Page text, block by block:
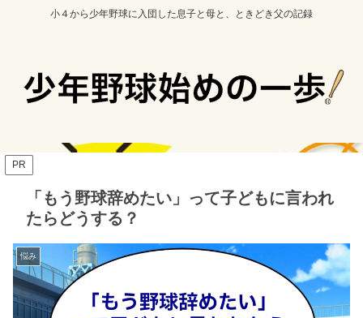
小４から少年野球に入団した息子と母と、ときどき父の記録
PR
「もう野球辞めたい」って子どもに言われ
たらどうする？
悩み